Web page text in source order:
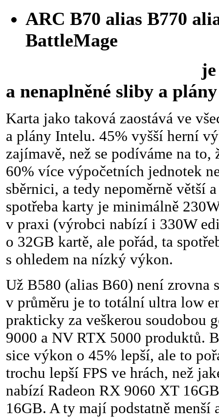
ARC B70 alias B770
BattleMage
je další
a nenaplněné sliby a plány
Karta jako taková zaostává ve
a plány Intelu. 45% vyšší herní
zajímavě, než se podíváme na to,
60% více výpočetních jednotek
sběrnici, a tedy nepoměrně větší
spotřeba karty je minimálně
v praxi (výrobci nabízí i 330W
o 32GB kartě, ale pořád, ta
s ohledem na nízký výkon.
Už B580 (alias B60) není zrovna
v průměru je to totální ultra low
prakticky za veškerou soudobou
9000 a NV RTX 5000 produktů.
sice výkon o 45% lepší, ale to
trochu lepší FPS ve hrách, než
nabízí Radeon RX 9060 XT
16GB. A ty mají podstatně menší